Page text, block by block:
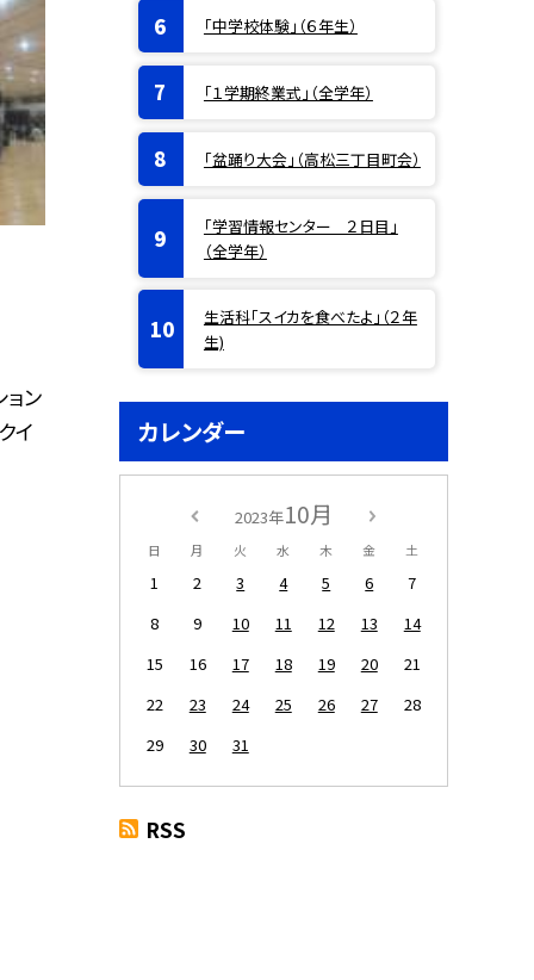
ン
イ
「中学校体験」（６年生）
「１学期終業式」（全学年）
「盆踊り大会」（高松三丁目町会）
「学習情報センター ２日目」
（全学年）
生活科「スイカを食べたよ」（２年
生)
カレンダー
2023年10月
日 月 火 水 木 金 土
1 2 3 4 5 6
7
8
9 10 11 12 13
14
15
16 17 18 19 20
21
22
23 24 25 26 27
28
29
30 31
RSS